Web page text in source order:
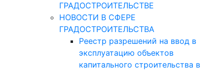
ГРАДОСТРОИТЕЛЬСТВЕ
НОВОСТИ В СФЕРЕ
ГРАДОСТРОИТЕЛЬСТВА
Реестр разрешений на ввод в
эксплуатацию объектов
капитального строительства в